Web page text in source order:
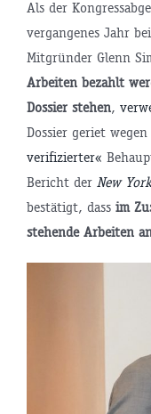
Als der
vergangenes Jahr
Mitgründer Glenn
Arbeiten bezahlt
Dossier stehen,
Dossier geriet wegen
verifizierter«
Bericht der New
bestätigt, dass im
stehende Arbeiten